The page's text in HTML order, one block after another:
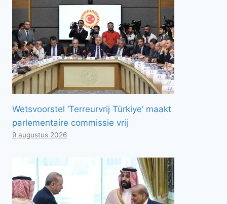
Wetsvoorstel ‘Terreurvrij Türkiye’ maakt
parlementaire commissie vrij
9 augustus 2026